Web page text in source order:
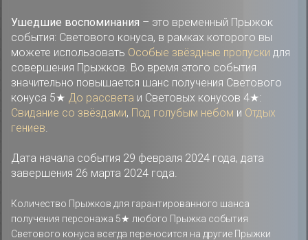
Ушедшие воспоминания – это временный Прыжок
события: Светового конуса, в рамках которого вы
можете использовать Особые звёздные пропуски для
совершения Прыжков. Во время этого события
значительно повышается шанс получения Светового
конуса 5★ До рассвета и Световых конусов 4★:
Свидание со звёздами, Под голубым небом и Отдых
гениев.
Дата начала события 29 февраля 2024 года, дата
завершения 26 марта 2024 года.
Количество Прыжков для гарантированного шанса
получения персонажа 5★ любого Прыжка события
Светового конуса всегда переносится на другие Прыжки